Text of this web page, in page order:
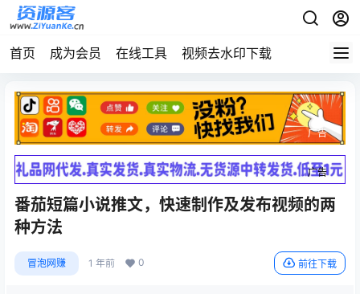
首页 成为会员 在线工具 视频去水印下载
广告
广告
番茄短篇小说推文，快速制作及发布视频的两
种方法
冒泡网赚 1 年前 0 前往下载